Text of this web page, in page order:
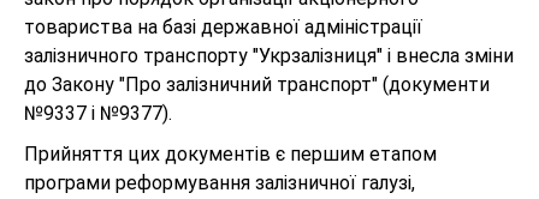
товариства на базі державної адміністрації
залізничного транспорту "Укрзалізниця" і внесла зміни
до Закону "Про залізничний транспорт" (документи
№9337 і №9377).
Прийняття цих документів є першим етапом
програми реформування залізничної галузі,